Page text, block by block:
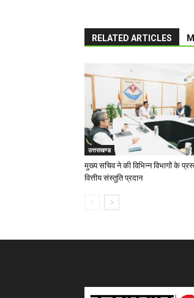
RELATED ARTICLES
उत्तराखण्ड
मुख्य सचिव ने की विभिन्न विभागों के
वित्तीय संस्तुति प्रदान